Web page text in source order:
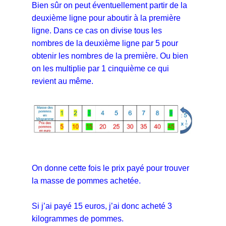
Bien sûr on peut éventuellement partir de la
deuxième ligne pour aboutir à la première
ligne. Dans ce cas on divise tous les
nombres de la deuxième ligne par 5 pour
obtenir les nombres de la première. Ou bien
on les multiplie par 1 cinquième ce qui
revient au même.
On donne cette fois le prix payé pour trouver
la masse de pommes achetée.
Si j’ai payé 15 euros, j’ai donc acheté 3
kilogrammes de pommes.